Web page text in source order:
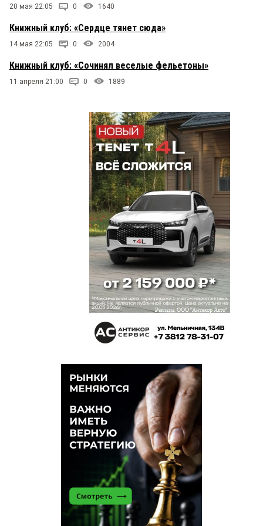
20 мая 22:05 0 1640
Книжный клуб: «Сердце тянет сюда»
14 мая 22:05 0 2004
Книжный клуб: «Сочинял веселые фельетоны»
11 апреля 21:00 0 1889